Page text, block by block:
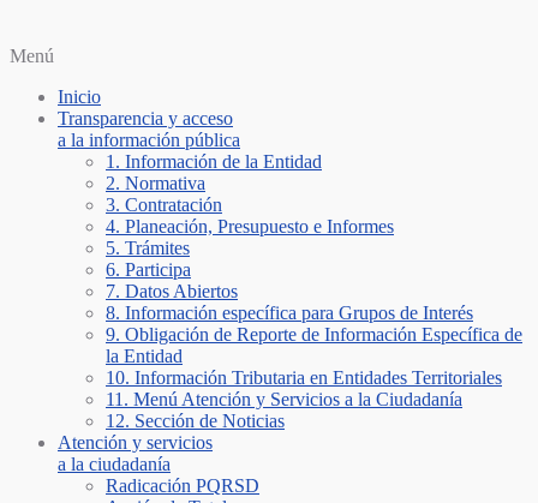
Menú
Inicio
Transparencia y acceso
a la información pública
1. Información de la Entidad
2. Normativa
3. Contratación
4. Planeación, Presupuesto e Informes
5. Trámites
6. Participa
7. Datos Abiertos
8. Información específica para Grupos de Interés
9. Obligación de Reporte de Información Específica de
la Entidad
10. Información Tributaria en Entidades Territoriales
11. Menú Atención y Servicios a la Ciudadanía
12. Sección de Noticias
Atención y servicios
a la ciudadanía
Radicación PQRSD